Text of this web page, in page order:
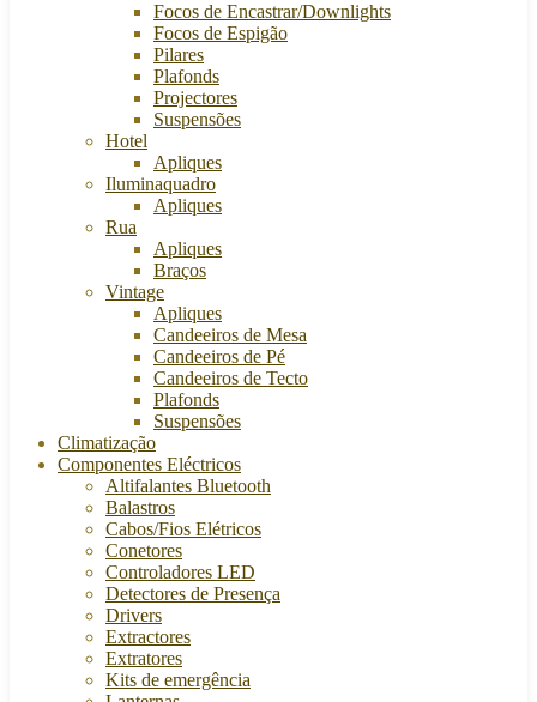
Focos de Encastrar/Downlights
Focos de Espigão
Pilares
Plafonds
Projectores
Suspensões
Hotel
Apliques
Iluminaquadro
Apliques
Rua
Apliques
Braços
Vintage
Apliques
Candeeiros de Mesa
Candeeiros de Pé
Candeeiros de Tecto
Plafonds
Suspensões
Climatização
Componentes Eléctricos
Altifalantes Bluetooth
Balastros
Cabos/Fios Elétricos
Conetores
Controladores LED
Detectores de Presença
Drivers
Extractores
Extratores
Kits de emergência